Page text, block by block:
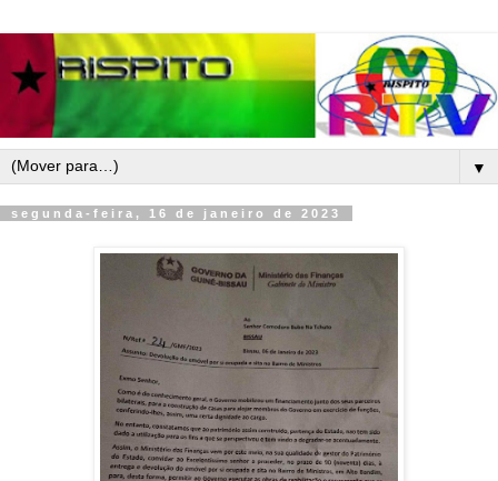
▼
segunda-feira, 16 de janeiro de 2023